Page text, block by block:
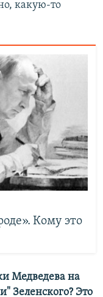
какую-то
Кому это
Медведева на
Зеленского? Это